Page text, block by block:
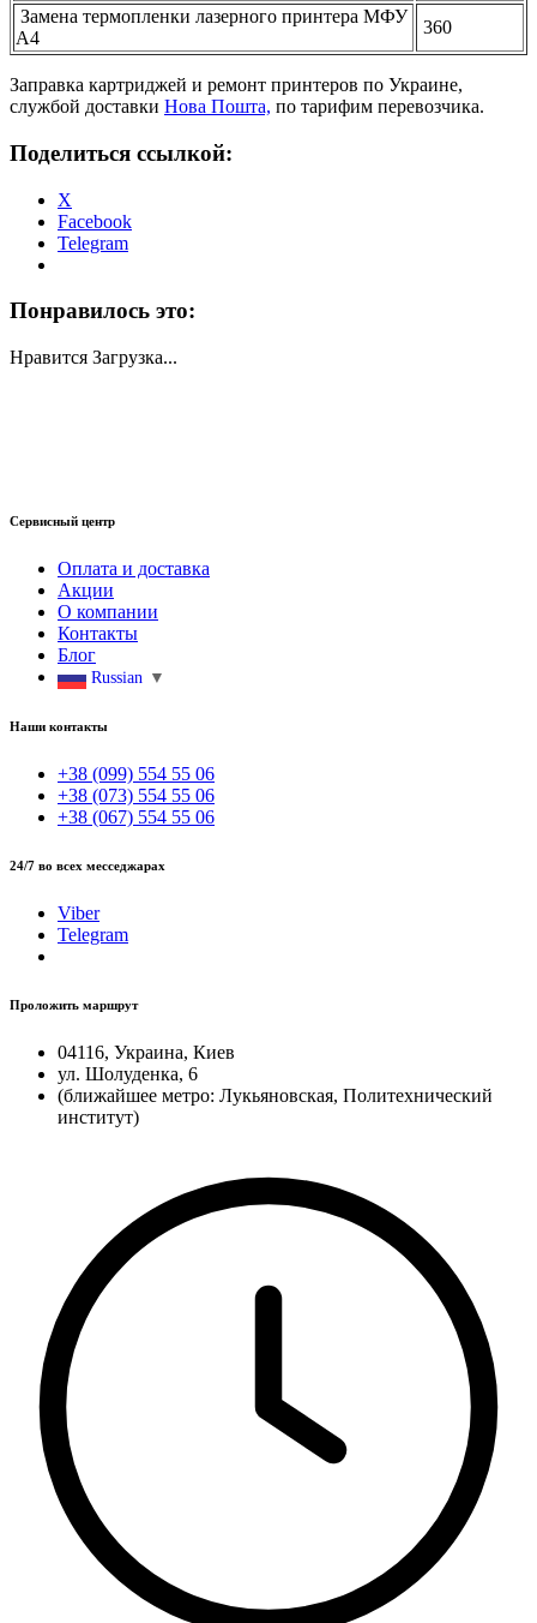
Замена термопленки лазерного принтера МФУ
А4
360
Заправка картриджей и ремонт принтеров по Украине,
службой доставки Нова Пошта, по тарифим перевозчика.
Поделиться ссылкой:
X
Facebook
Telegram
Понравилось это:
Нравится Загрузка...
Сервисный центр
Оплата и доставка
Акции
О компании
Контакты
Блог
Russian ▼
Наши контакты
+38 (099) 554 55 06
+38 (073) 554 55 06
+38 (067) 554 55 06
24/7 во всех месседжарах
Viber
Telegram
Проложить маршрут
04116, Украина, Киев
ул. Шолуденка, 6
(ближайшее метро: Лукьяновская, Политехнический
институт)